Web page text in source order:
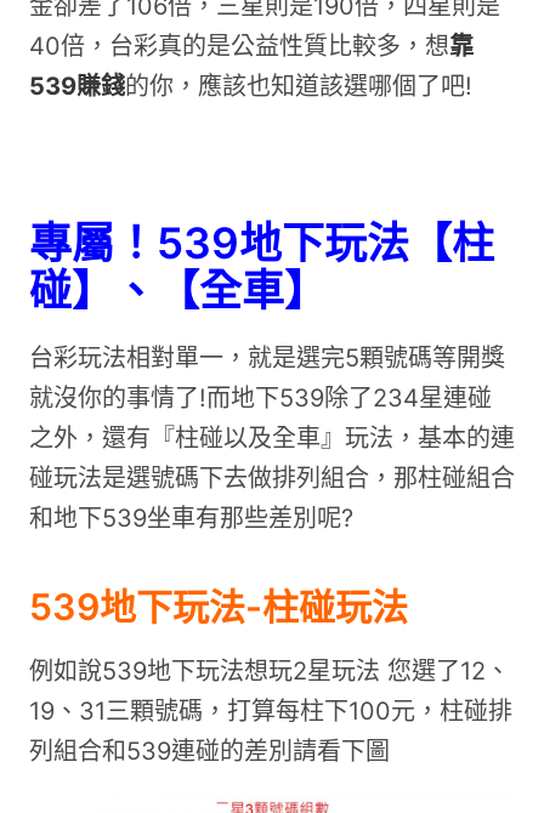
40倍，台彩真的是公益性質比較多，想靠
539賺錢的你，應該也知道該選哪個了吧!
專屬！539地下玩法【柱
碰】、【全車】
台彩玩法相對單一，就是選完5顆號碼等開獎
就沒你的事情了!而地下539除了234星連碰
之外，還有『柱碰以及全車』玩法，基本的連
碰玩法是選號碼下去做排列組合，那柱碰組合
和地下539坐車有那些差別呢?
539地下玩法-柱碰玩法
例如說539地下玩法想玩2星玩法 您選了12、
19、31三顆號碼，打算每柱下100元，柱碰排
列組合和539連碰的差別請看下圖